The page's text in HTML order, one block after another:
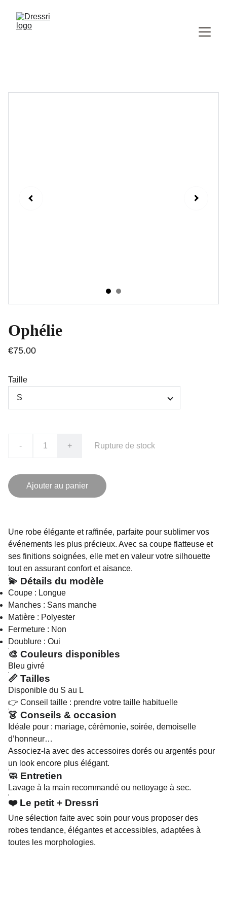
Ophélie
€75.00
Taille
- + Rupture de stock
Ajouter au panier
Une robe élégante et raffinée, parfaite pour sublimer vos
événements les plus précieux. Avec sa coupe flatteuse et
ses finitions soignées, elle met en valeur votre silhouette
tout en assurant confort et aisance.
💫 Détails du modèle
Coupe : Longue
Manches : Sans manche
Matière : Polyester
Fermeture : Non
Doublure : Oui
🎨 Couleurs disponibles
Bleu givré
📏 Tailles
Disponible du S au L
👉 Conseil taille : prendre votre taille habituelle
👗 Conseils & occasion
Idéale pour : mariage, cérémonie, soirée, demoiselle
d’honneur…
Associez-la avec des accessoires dorés ou argentés pour
un look encore plus élégant.
🧼 Entretien
Lavage à la main recommandé ou nettoyage à sec.
❤️ Le petit + Dressri
Une sélection faite avec soin pour vous proposer des
robes tendance, élégantes et accessibles, adaptées à
toutes les morphologies.